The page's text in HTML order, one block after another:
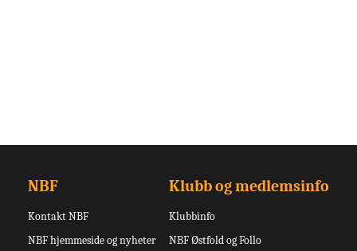
NBF
Kontakt NBF
NBF hjemmeside og nyheter
Klubb og medlemsinfo
Klubbinfo
NBF Østfold og Follo